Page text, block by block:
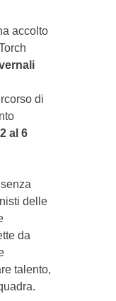
accolto
di
al 6
delle
da
talento,